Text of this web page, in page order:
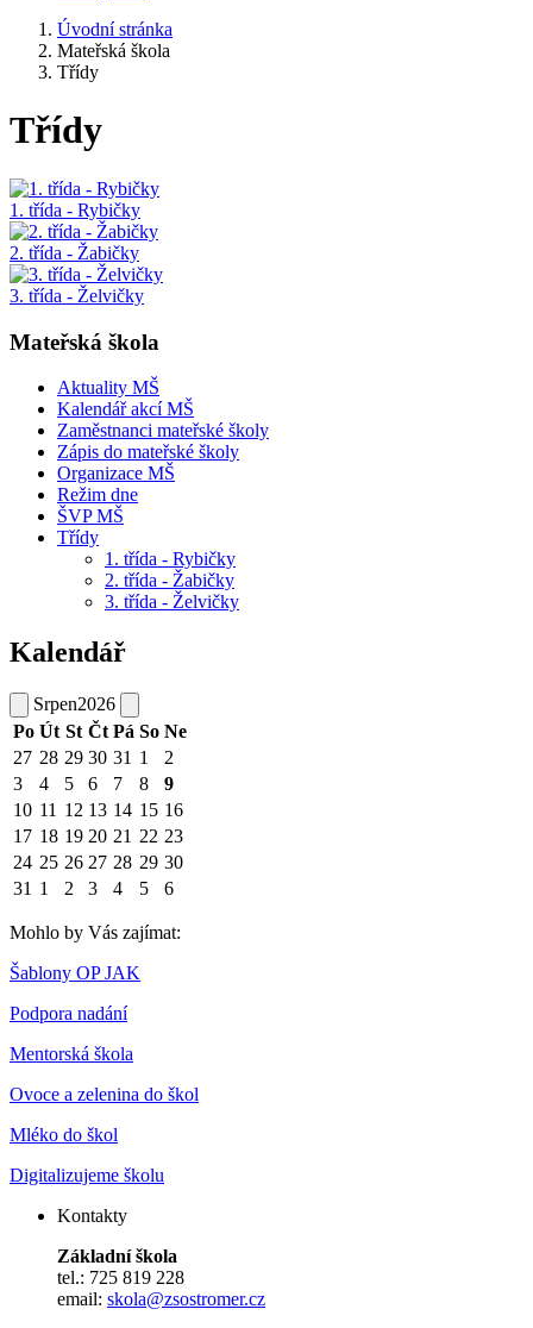
Úvodní stránka
Mateřská škola
Třídy
Třídy
1. třída - Rybičky
2. třída - Žabičky
3. třída - Želvičky
Mateřská škola
Aktuality MŠ
Kalendář akcí MŠ
Zaměstnanci mateřské školy
Zápis do mateřské školy
Organizace MŠ
Režim dne
ŠVP MŠ
Třídy
1. třída - Rybičky
2. třída - Žabičky
3. třída - Želvičky
Kalendář
Srpen2026
Po Út St Čt Pá So Ne
27 28 29 30 31 1
2
3
4 5 6 7 8
9
10 11 12 13 14 15 16
17 18 19 20 21 22 23
24 25 26 27 28 29 30
31 1 2 3 4 5 6
Mohlo by Vás zajímat:
Šablony OP JAK
Podpora nadání
Mentorská škola
Ovoce a zelenina do škol
Mléko do škol
Digitalizujeme školu
Kontakty
Základní škola
tel.: 725 819 228
email: skola@zsostromer.cz